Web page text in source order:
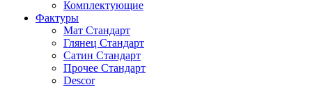
Комплектующие
Фактуры
Мат Стандарт
Глянец Стандарт
Сатин Стандарт
Прочее Стандарт
Descor